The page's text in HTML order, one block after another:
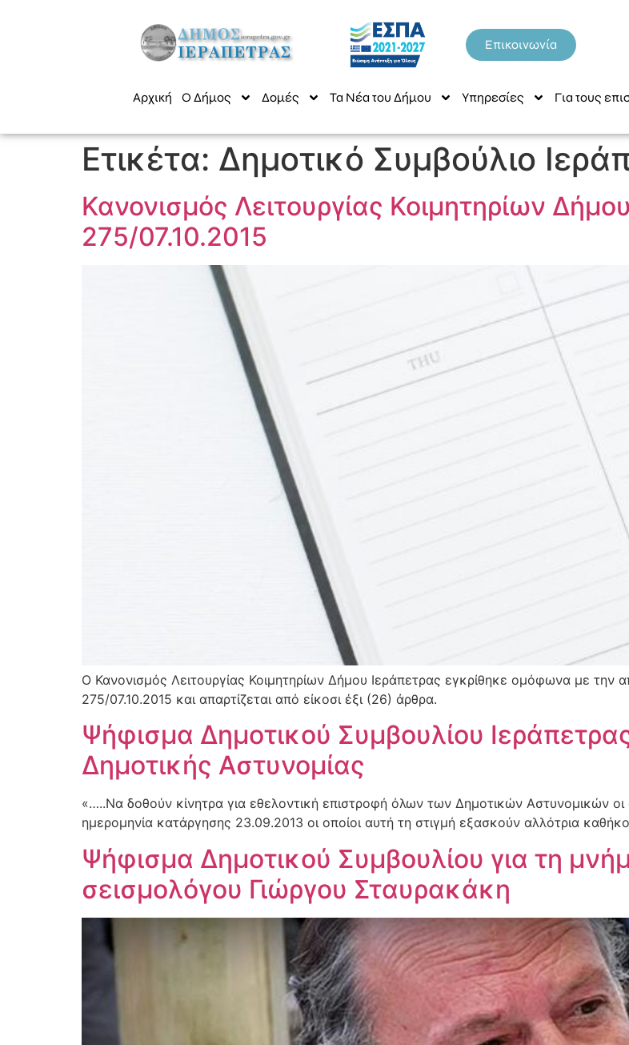
Επικοινωνία
Αρχική Ο Δήμος Δομές Τα Νέα του Δήμου Υπηρεσίες Για τους
Ετικέτα: Δημοτικό Συμβούλιο
Κανονισμός Λειτουργίας Κοιμητηρίων
275/07.10.2015
Ο Κανονισμός Λειτουργίας Κοιμητηρίων Δήμου Ιεράπετρας εγκρίθηκε ομόφωνα με την
275/07.10.2015 και απαρτίζεται από είκοσι έξι (26) άρθρα.
Ψήφισμα Δημοτικού Συμβουλίου
Δημοτικής Αστυνομίας
«…..Να δοθούν κίνητρα για εθελοντική επιστροφή όλων των Δημοτικών Αστυνομικών
ημερομηνία κατάργησης 23.09.2013 οι οποίοι αυτή τη στιγμή εξασκούν αλλότρια
Ψήφισμα Δημοτικού Συμβουλίου για τη
σεισμολόγου Γιώργου Σταυρακάκη